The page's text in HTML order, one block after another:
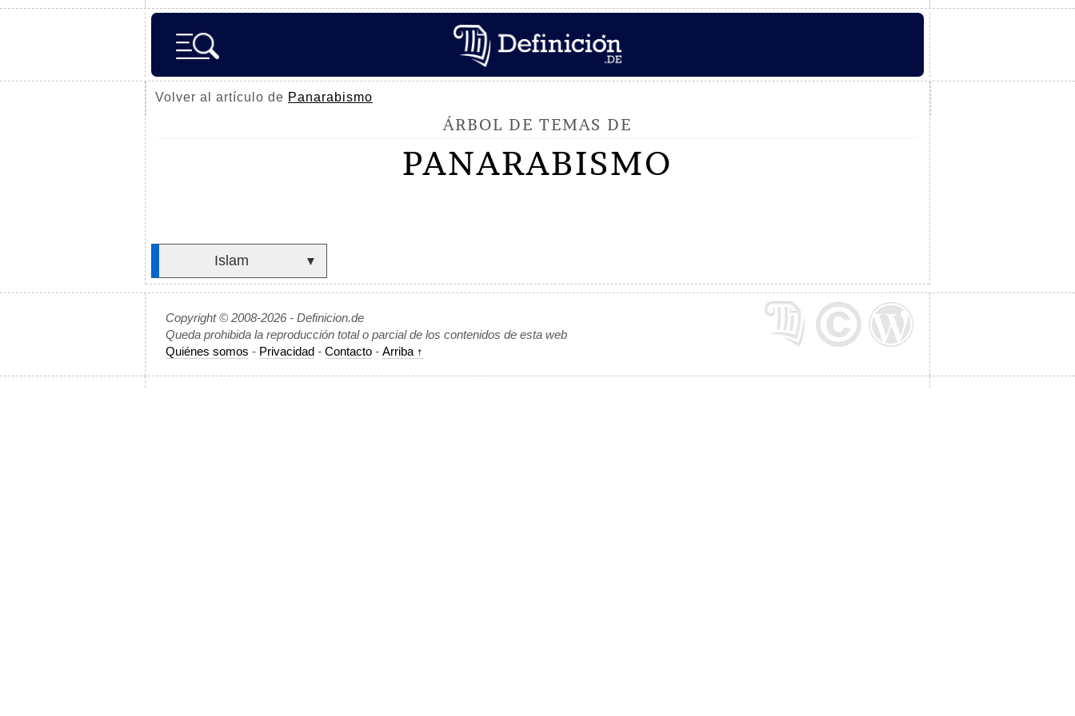
Volver al artículo de Panarabismo
ÁRBOL DE TEMAS DE
PANARABISMO
Islam ▼
Copyright © 2008-2026 - Definicion.de
Queda prohibida la reproducción total o parcial de los contenidos de esta web
Quiénes somos - Privacidad - Contacto - Arriba ↑